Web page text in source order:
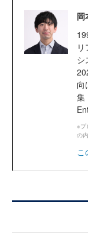
岡
シ
向
集
※プ
の